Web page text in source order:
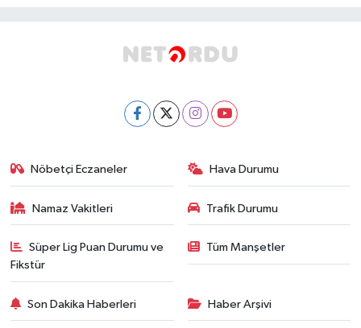
Nöbetçi Eczaneler Hava Durumu
Namaz Vakitleri Trafik Durumu
Süper Lig Puan Durumu ve
Fikstür
Tüm Manşetler
Son Dakika Haberleri Haber Arşivi